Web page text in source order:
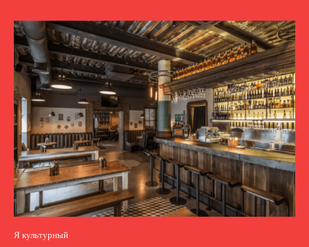
Я культурный